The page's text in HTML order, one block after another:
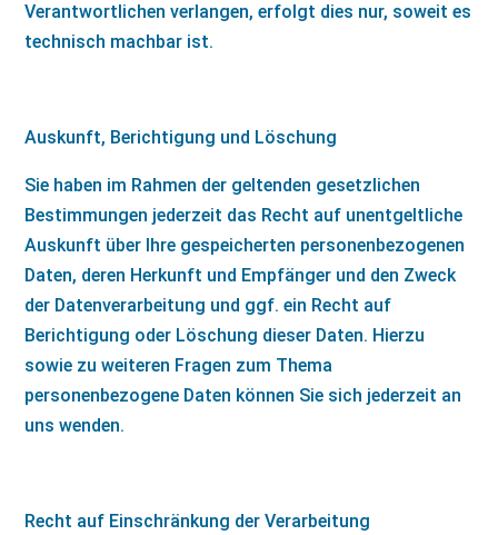
Verantwortlichen verlangen, erfolgt dies nur, soweit es
technisch machbar ist.
Auskunft, Berichtigung und Löschung
Sie haben im Rahmen der geltenden gesetzlichen
Bestimmungen jederzeit das Recht auf unentgeltliche
Auskunft über Ihre gespeicherten personenbezogenen
Daten, deren Herkunft und Empfänger und den Zweck
der Datenverarbeitung und ggf. ein Recht auf
Berichtigung oder Löschung dieser Daten. Hierzu
sowie zu weiteren Fragen zum Thema
personenbezogene Daten können Sie sich jederzeit an
uns wenden.
Recht auf Einschränkung der Verarbeitung